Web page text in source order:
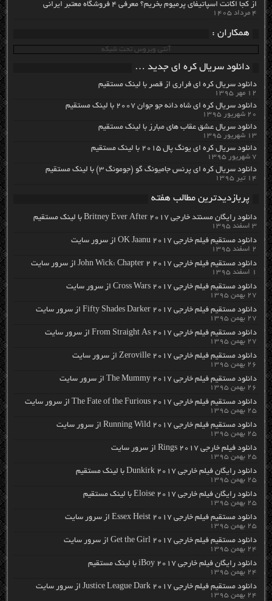
از کجا اکانت اسپاتیفای پرمیوم بخریم؟ معرفی ۴ فروشگاه معتبر ایرانی
۴ مرداد ۱۴۰۵
همکاران :
آنتی ویروس تحت شبکه
دانلود سریال کره ای جدید …
دانلود سریال کره ای فراری از قصر با لینک مستقیم
۱۲ مهر ۱۳۹۵
دانلود سریال کره ای شاه دائه جو جوان ۲۰۰۷ با لینک مستقیم
۲۰ شهریور ۱۳۹۵
دانلود سریال عشق عقاب های مبارز با لینک مستقیم
۱۳ شهریور ۱۳۹۵
دانلود سریال کره ای یونگ پال ۲۰۱۵ با لینک مستقیم
۷ شهریور ۱۳۹۵
دانلود سریال کره ای پرنس جامیونگ گو (جومونگ ۳) با لینک مستقیم
۱۴ تیر ۱۳۹۵
پربازدیدترین مطالب هفته
دانلود رایگان مسنتد خارجی Britney Ever After 2017 با لینک مستقیم
۳ اسفند ۱۳۹۵
دانلود مستقیم فیلم خارجی OK Jaanu 2017 از سرور سایت
۲ اسفند ۱۳۹۵
دانلود مستقیم فیلم خارجی John Wick: Chapter 2 2017 از سرور سایت
۱ اسفند ۱۳۹۵
دانلود مستقیم فیلم خارجی Cross Wars 2017 از سرور سایت
۲۷ بهمن ۱۳۹۵
دانلود مستقیم فیلم خارجی Fifty Shades Darker 2017 از سرور سایت
۲۷ بهمن ۱۳۹۵
دانلود مستقیم فیلم خارجی From Straight As 2017 از سرور سایت
۲۷ بهمن ۱۳۹۵
دانلود مستقیم فیلم خارجی Zeroville 2017 از سرور سایت
۲۶ بهمن ۱۳۹۵
دانلود مستقیم فیلم خارجی The Mummy 2017 از سرور سایت
۲۶ بهمن ۱۳۹۵
دانلود مستقیم فیلم خارجی The Fate of the Furious 2017 از سرور سایت
۲۵ بهمن ۱۳۹۵
دانلود مستقیم فیلم خارجی Running Wild 2017 از سرور سایت
۲۵ بهمن ۱۳۹۵
دانلود فیلم خارجی Rings 2017 از سرور سایت
۲۵ بهمن ۱۳۹۵
دانلود رایگان فیلم خارجی Dunkirk 2017 با لینک مستقیم
۲۵ بهمن ۱۳۹۵
دانلود رایگان فیلم خارجی Eloise 2017 با لینک مستقیم
۲۵ بهمن ۱۳۹۵
دانلود مستقیم فیلم خارجی Essex Heist 2017 از سرور سایت
۲۵ بهمن ۱۳۹۵
دانلود مستقیم فیلم خارجی Get the Girl 2017 از سرور سایت
۲۴ بهمن ۱۳۹۵
دانلود رایگان فیلم خارجی iBoy 2017 با لینک مستقیم
۲۴ بهمن ۱۳۹۵
دانلود مستقیم فیلم خارجی Justice League Dark 2017 از سرور سایت
۲۴ بهمن ۱۳۹۵